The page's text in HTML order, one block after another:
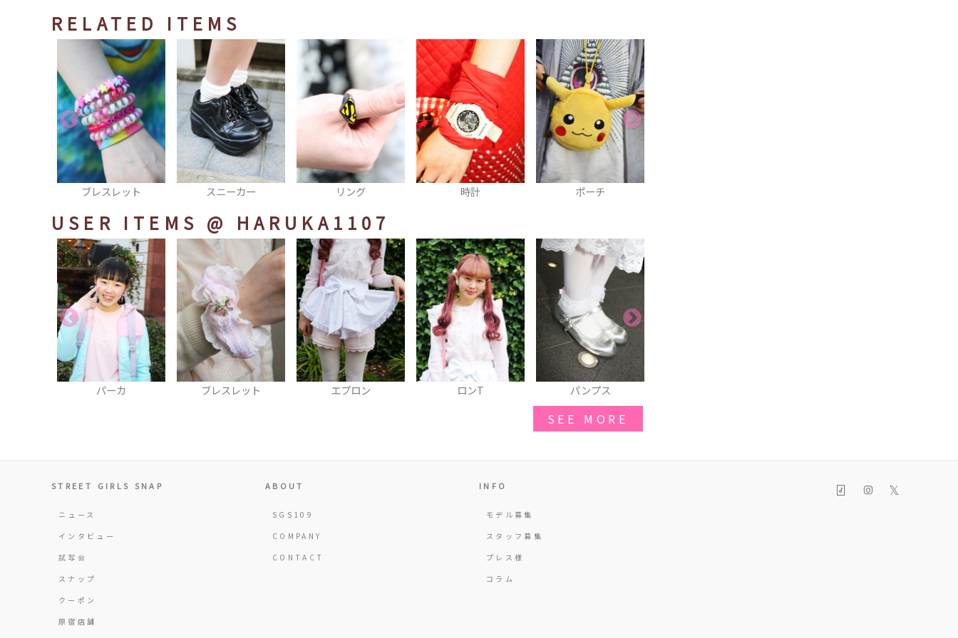
RELATED ITEMS
スニーカー リング 時計 ポーチ ビスチェ
USER ITEMS @ HARUKA1107
ブレスレット エプロン ロンT パンプス タートルネック
SEE MORE
STREET GIRLS SNAP
ニュース
インタビュー
試写会
スナップ
クーポン
原宿店舗
ABOUT
SGS109
COMPANY
CONTACT
INFO
モデル募集
スタッフ募集
プレス様
コラム
𝕏